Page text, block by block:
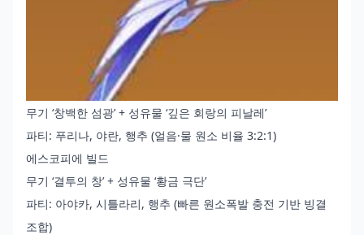
무기 ‘창백한 섬광’ + 성유물 ‘깊은 회랑의 피날레’
파티: 푸리나, 야란, 행추 (얼음·물 원소 비율 3:2:1)
에스코피에 빌드
무기 ‘결투의 창’ + 성유물 ‘황금 극단’
파티: 아야카, 시틀라리, 행추 (빠른 원소폭발 충전 기반 빙결
조합)